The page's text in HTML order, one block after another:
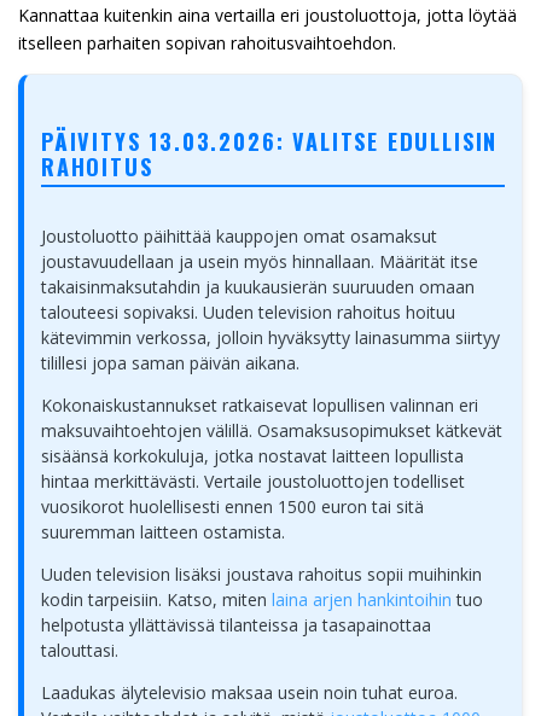
Kannattaa kuitenkin aina vertailla eri joustoluottoja, jotta löytää
itselleen parhaiten sopivan rahoitusvaihtoehdon.
PÄIVITYS 13.03.2026: VALITSE EDULLISIN
RAHOITUS
Joustoluotto päihittää kauppojen omat osamaksut
joustavuudellaan ja usein myös hinnallaan. Määrität itse
takaisinmaksutahdin ja kuukausierän suuruuden omaan
talouteesi sopivaksi. Uuden television rahoitus hoituu
kätevimmin verkossa, jolloin hyväksytty lainasumma siirtyy
tilillesi jopa saman päivän aikana.
Kokonaiskustannukset ratkaisevat lopullisen valinnan eri
maksuvaihtoehtojen välillä. Osamaksusopimukset kätkevät
sisäänsä korkokuluja, jotka nostavat laitteen lopullista
hintaa merkittävästi. Vertaile joustoluottojen todelliset
vuosikorot huolellisesti ennen 1500 euron tai sitä
suuremman laitteen ostamista.
Uuden television lisäksi joustava rahoitus sopii muihinkin
kodin tarpeisiin. Katso, miten laina arjen hankintoihin tuo
helpotusta yllättävissä tilanteissa ja tasapainottaa
talouttasi.
Laadukas älytelevisio maksaa usein noin tuhat euroa.